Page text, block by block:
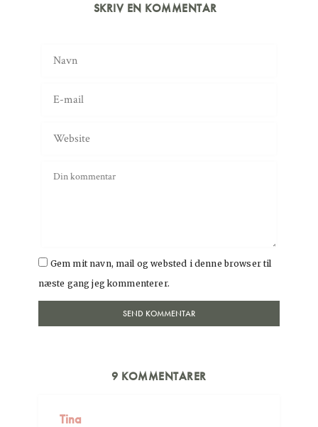
SKRIV EN KOMMENTAR
Gem mit navn, mail og websted i denne browser til
næste gang jeg kommenterer.
9 KOMMENTARER
Tina